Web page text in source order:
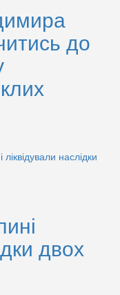
до
двох